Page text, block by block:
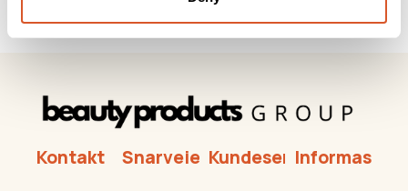
Kontakt Snarveier KundeserviceInformasjon